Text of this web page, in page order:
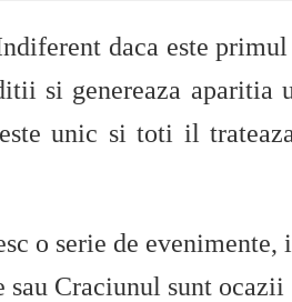
daca este primul
si genereaza aparitia
unic si toti il
o serie de evenimente,
sau Craciunul sunt ocazii